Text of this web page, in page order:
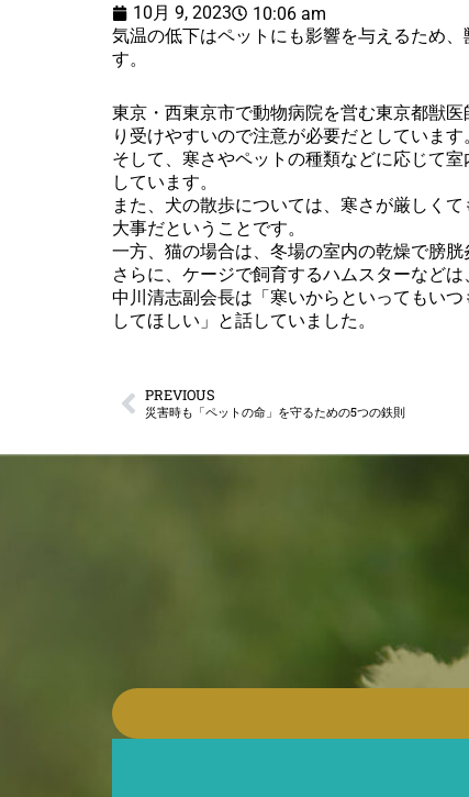
10月 9, 2023
10:06 am
気温の低下はペットにも影響を与えるため
す。
東京・西東京市で動物病院を営む東京都獣
り受けやすいので注意が必要だとしています
そして、寒さやペットの種類などに応じて
しています。
また、犬の散歩については、寒さが厳しく
大事だということです。
一方、猫の場合は、冬場の室内の乾燥で膀
さらに、ケージで飼育するハムスターなど
中川清志副会長は「寒いからといってもい
してほしい」と話していました。
PREVIOUS
災害時も「ペットの命」を守るための5つの鉄則